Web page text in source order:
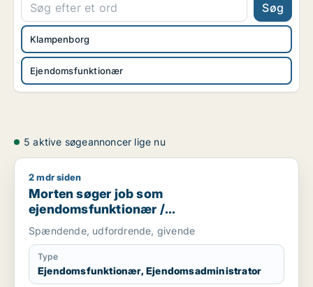
Søg
Ejendomsfunktionær
Klampenborg
5 aktive søgeannoncer lige nu
Morten søger job som ejendomsfunktionær /
2 mdr siden
Morten søger job som
ejendomsfunktionær /
ejendomsadministrator
Spændende, udfordrende, givende
Type
Ejendomsfunktionær, Ejendomsadministrator